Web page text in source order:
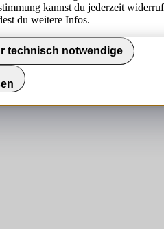
kannst du jederzeit
du weitere Infos.
technisch notwendige